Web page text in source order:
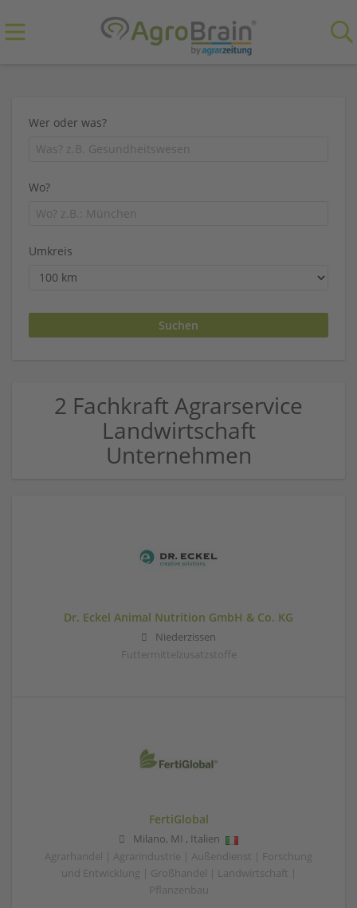
Wer oder was?
Wo?
Umkreis
2 Fachkraft Agrarservice
Landwirtschaft
Unternehmen
Dr. Eckel Animal Nutrition GmbH & Co. KG
Niederzissen
Futtermittelzusatzstoffe
FertiGlobal
Milano, MI , Italien
Agrarhandel | Agrarindustrie | Außendienst | Forschung
und Entwicklung | Großhandel | Landwirtschaft |
Pflanzenbau